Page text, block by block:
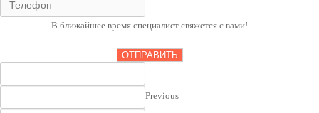
В ближайшее время специалист свяжется с вами!
ОТПРАВИТЬ
Previous